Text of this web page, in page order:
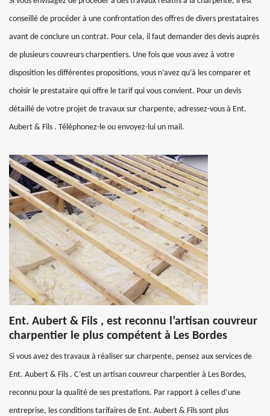
conseillé de procéder à une confrontation des offres de divers prestataires
avant de conclure un contrat. Pour cela, il faut demander des devis auprès
de plusieurs couvreurs charpentiers. Une fois que vous avez à votre
disposition les différentes propositions, vous n’avez qu’à les comparer et
choisir le prestataire qui offre le tarif qui vous convient. Pour un devis
détaillé de votre projet de travaux sur charpente, adressez-vous à Ent.
Aubert & Fils . Téléphonez-le ou envoyez-lui un mail.
Ent. Aubert & Fils , est reconnu l’artisan couvreur
charpentier le plus compétent à Les Bordes
Si vous avez des travaux à réaliser sur charpente, pensez aux services de
Ent. Aubert & Fils . C’est un artisan couvreur charpentier à Les Bordes,
reconnu pour la qualité de ses prestations. Par rapport à celles d’une
entreprise, les conditions tarifaires de Ent. Aubert & Fils sont plus